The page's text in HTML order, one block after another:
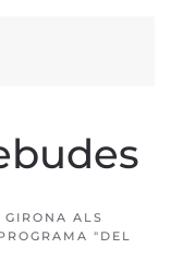
ALS
"DEL